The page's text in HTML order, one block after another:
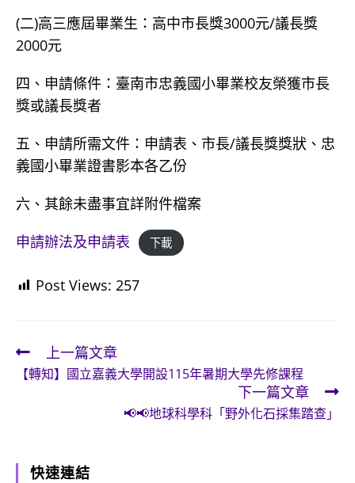
(二)高三應屆畢業生：高中市長獎3000元/議長獎
2000元
四、申請條件：臺南市忠義國小畢業校友榮獲市長
獎或議長獎者
五、申請所需文件：申請表、市長/議長獎獎狀、忠
義國小畢業證書影本各乙份
六、其餘未盡事宜詳附件檔案
申請辦法及申請表
下載
Post Views: 257
Read
more
上一篇文章
【轉知】國立嘉義大學開設115年暑期大學先修課程
下一篇文章
📢📢地球科學科「野外化石採集踏查」
快速連結